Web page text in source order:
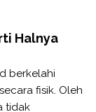
Halnya
berkelahi
fisik. Oleh
tidak